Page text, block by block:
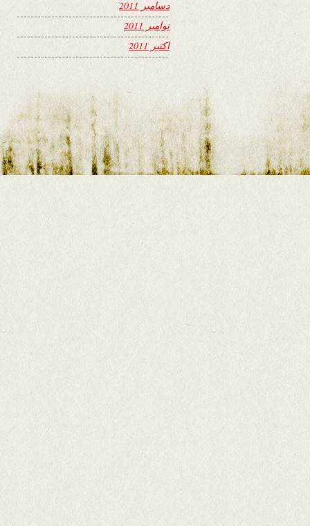
دسامبر 2011
نوامبر 2011
اکتبر 2011